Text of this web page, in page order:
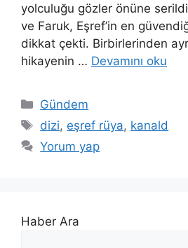
yolculuğu gözler önüne
ve Faruk, Eşref’in en
dikkat çekti. Birbirlerinden
hikayenin … Devamını oku
Kategoriler
Gündem
Etiketler
dizi, eşref rüya, kanald
Yorum yap
Haber Ara